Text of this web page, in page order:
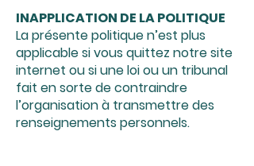
INAPPLICATION DE LA POLITIQUE
La présente politique n’est plus
applicable si vous quittez notre site
internet ou si une loi ou un tribunal
fait en sorte de contraindre
l’organisation à transmettre des
renseignements personnels.